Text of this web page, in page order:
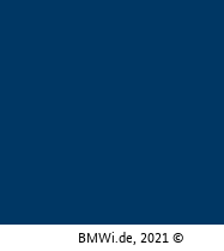
BMWi.de, 2021 ©